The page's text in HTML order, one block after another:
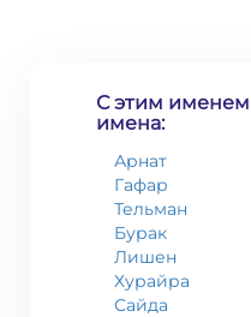
С этим
имена:
Арнат
Гафар
Тельман
Бурак
Лишен
Хурайра
Сайда